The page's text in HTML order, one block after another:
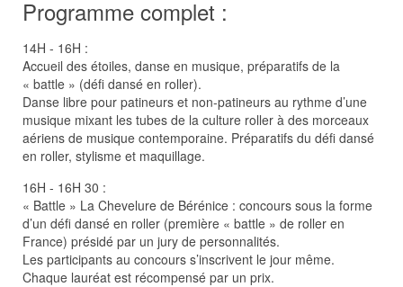
Programme complet :
14H - 16H :
Accueil des étoiles, danse en musique, préparatifs de la
« battle » (défi dansé en roller).
Danse libre pour patineurs et non-patineurs au rythme d’une
musique mixant les tubes de la culture roller à des morceaux
aériens de musique contemporaine. Préparatifs du défi dansé
en roller, stylisme et maquillage.
16H - 16H 30 :
« Battle » La Chevelure de Bérénice : concours sous la forme
d’un défi dansé en roller (première « battle » de roller en
France) présidé par un jury de personnalités.
Les participants au concours s’inscrivent le jour même.
Chaque lauréat est récompensé par un prix.